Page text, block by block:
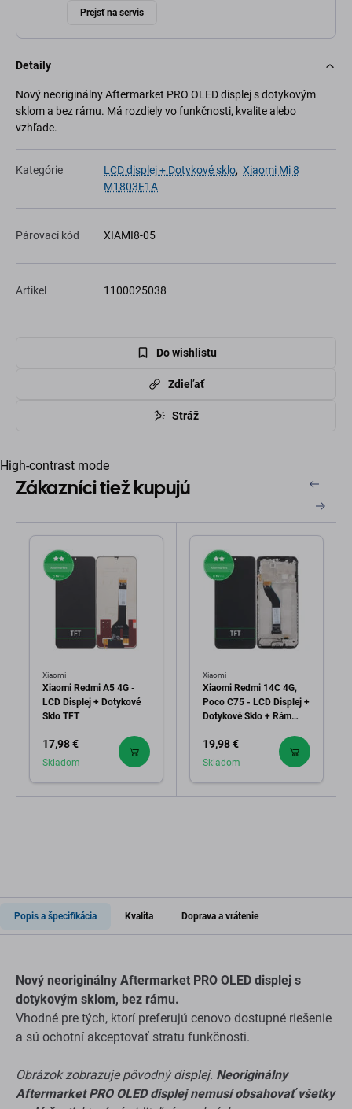
Prejsť na servis
Detaily
Nový neoriginálny Aftermarket PRO OLED displej s dotykovým
sklom a bez rámu. Má rozdiely vo funkčnosti, kvalite alebo
vzhľade.
Kategórie LCD displej + Dotykové sklo, Xiaomi Mi 8
M1803E1A
Párovací kód XIAMI8-05
Artikel 1100025038
Do wishlistu
Zdieľať
Stráž
High-contrast mode
Zákazníci tiež kupujú
Xiaomi
Xiaomi Redmi A5 4G -
LCD Displej + Dotykové
Sklo TFT
17,98 €
Skladom
Xiaomi
Xiaomi Redmi 14C 4G,
Poco C75 - LCD Displej +
Dotykové Sklo + Rám
19,98 €
Skladom
Popis a špecifikácia Kvalita Doprava a vrátenie
Nový neoriginálny Aftermarket PRO OLED displej s
dotykovým sklom, bez rámu.
Vhodné pre tých, ktorí preferujú cenovo dostupné riešenie
a sú ochotní akceptovať stratu funkčnosti.
Obrázok zobrazuje pôvodný displej. Neoriginálny
Aftermarket PRO OLED displej nemusí obsahovať všetky